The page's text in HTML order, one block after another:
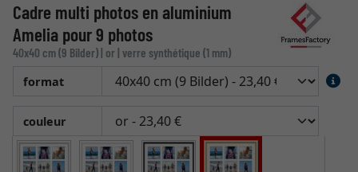
Cadre multi photos en aluminium
Amelia pour 9 photos
40x40 cm (9 Bilder) | or | verre synthétique (1 mm)
format
couleur